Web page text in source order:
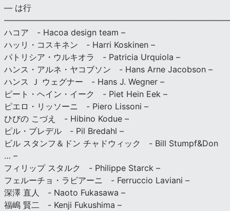
— は行
ハコア - Hacoa design team –
ハッリ・コスキネン - Harri Koskinen –
パトリシア・ウルキオラ - Patricia Urquiola –
ハンス・アルネ・ヤコブソン - Hans Arne Jacobson –
ハンス Ｊ ウェグナー - Hans J. Wegner –
ピート・ヘイン・イーク - Piet Hein Eek –
ピエロ・リッソーニ - Piero Lissoni –
ひびの こづえ - Hibino Kodue –
ピル・ブレデル - Pil Bredahl –
ビル スタンフ＆ドン チャドウィック - Bill Stumpf&Don
… –
フィリップ スタルク - Philippe Starck –
フェルーチョ・ラビアーニ - Ferruccio Laviani –
深澤 直人 - Naoto Fukasawa –
福嶋 賢二 - Kenji Fukushima –